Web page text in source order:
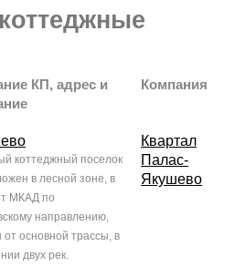
КП, адрес и
Компания
коттеджный поселок
в лесной зоне, в
МКАД по
направлению,
от основной трассы, в
двух рек.
Квартал
Палас-
Якушево